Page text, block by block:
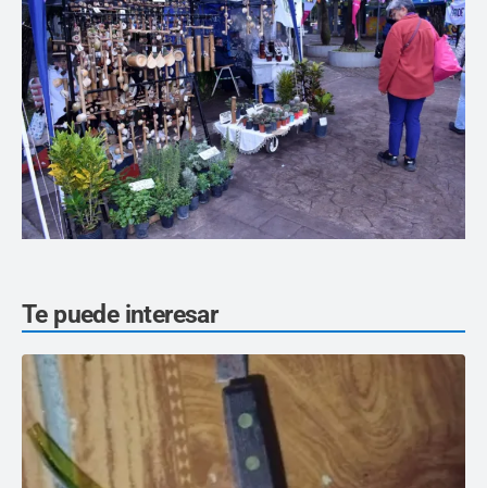
Te puede interesar